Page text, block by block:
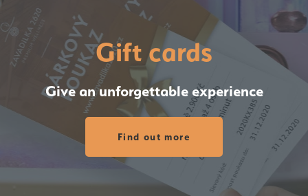
Gift cards
Give an unforgettable experience
Find out more